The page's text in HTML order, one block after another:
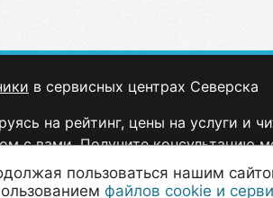
в сервисных центрах Северска
на рейтинг, цены на услуги и
с вами. Получите консультацию
пользоваться нашим
файлов cookie и